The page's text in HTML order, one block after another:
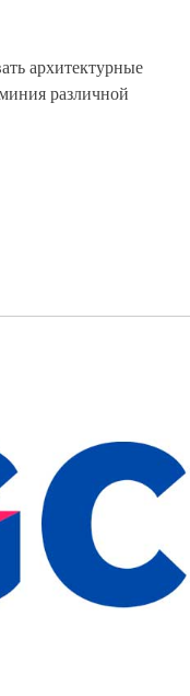
архитектурные
различной